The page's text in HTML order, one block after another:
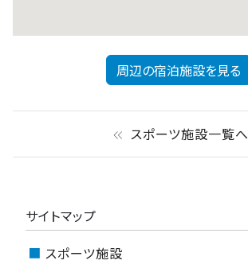
周辺の宿泊施設を見る
keyboard_double_arrow_left スポーツ施設一覧へ
サイトマップ
スポーツ施設